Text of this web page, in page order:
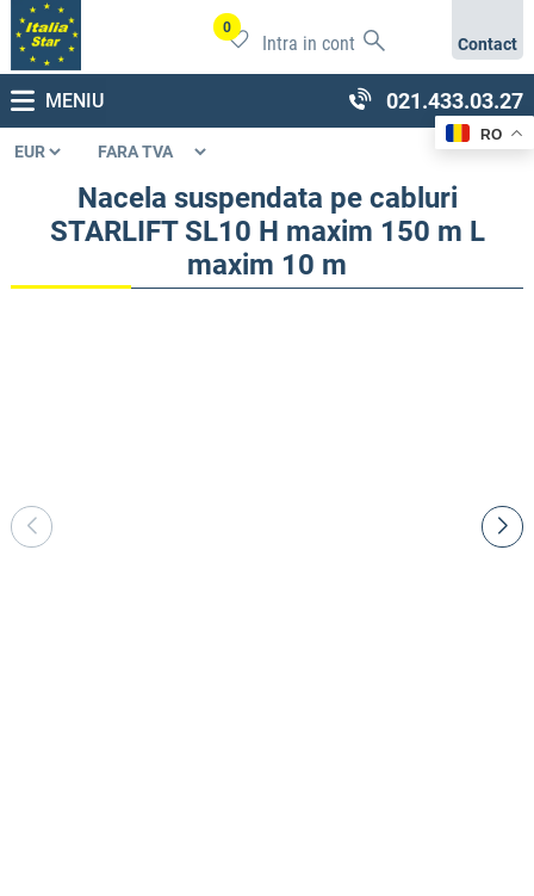
0
Intra in cont Contact
MENIU 021.433.03.27
Nacela suspendata pe cabluri
STARLIFT SL10 H maxim 150 m L
maxim 10 m
RO